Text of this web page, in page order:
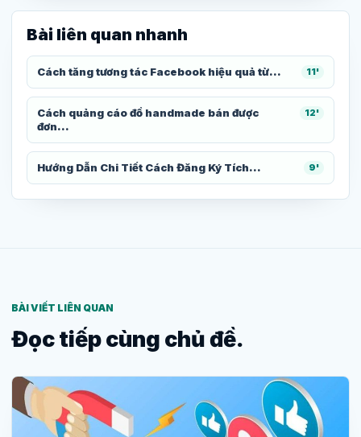
Bài liên quan nhanh
Cách tăng tương tác Facebook hiệu quả từ... 11'
Cách quảng cáo đồ handmade bán được
đơn...
12'
Hướng Dẫn Chi Tiết Cách Đăng Ký Tích... 9'
BÀI VIẾT LIÊN QUAN
Đọc tiếp cùng chủ đề.